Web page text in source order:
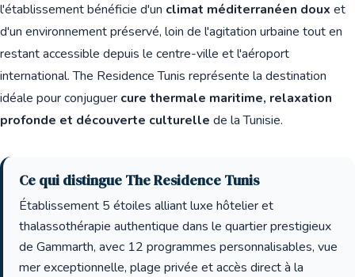
l'établissement bénéficie d'un climat méditerranéen doux et
d'un environnement préservé, loin de l'agitation urbaine tout en
restant accessible depuis le centre-ville et l'aéroport
international. The Residence Tunis représente la destination
idéale pour conjuguer cure thermale maritime, relaxation
profonde et découverte culturelle de la Tunisie.
Ce qui distingue The Residence Tunis
Établissement 5 étoiles alliant luxe hôtelier et
thalassothérapie authentique dans le quartier prestigieux
de Gammarth, avec 12 programmes personnalisables, vue
mer exceptionnelle, plage privée et accès direct à la